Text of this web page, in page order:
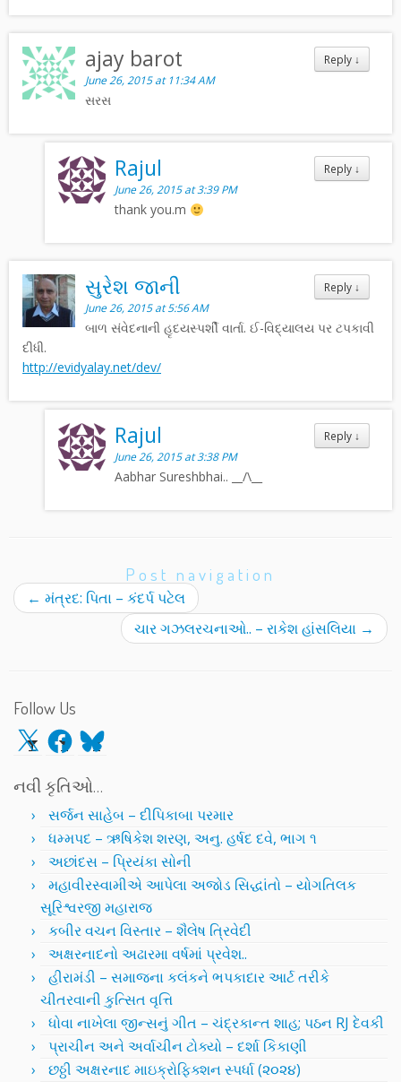
Reply ↓
ajay barot
June 26, 2015 at 11:34 AM
સરસ
Reply ↓
Rajul
June 26, 2015 at 3:39 PM
thank you.m
Reply ↓
સુરેશ જાની
June 26, 2015 at 5:56 AM
બાળ સંવેદનાની હૃદયસ્પર્શી વાર્તા. ઈ-વિદ્યાલય પર ટપકાવી
દીધી.
http://evidyalay.net/dev/
Reply ↓
Rajul
June 26, 2015 at 3:38 PM
Aabhar Sureshbhai.. __/\__
Post navigation
← મંત્રદ: પિતા – કંદર્પ પટેલ
ચાર ગઝલરચનાઓ.. – રાકેશ હાંસલિયા →
Follow Us
X Facebook
Bluesky
નવી કૃતિઓ…
સર્જન સાહેબ – દીપિકાબા પરમાર
ધમ્મપદ – ઋષિકેશ શરણ, અનુ. હર્ષદ દવે, ભાગ ૧
અછાંદસ – પ્રિયંકા સોની
મહાવીરસ્વામીએ આપેલા અજોડ સિદ્ધાંતો – યોગતિલક
સૂરિશ્વરજી મહારાજ
કબીર વચન વિસ્તાર – શૈલેષ ત્રિવેદી
અક્ષરનાદનો અઢારમા વર્ષમાં પ્રવેશ..
હીરામંડી – સમાજના કલંકને ભપકાદાર આર્ટ તરીકે
ચીતરવાની કુત્સિત વૃત્તિ
ધોવા નાખેલા જીન્સનું ગીત – ચંદ્રકાન્ત શાહ; પઠન RJ દેવકી
પ્રાચીન અને અર્વાચીન ટોક્યો – દર્શા કિકાણી
છઠ્ઠી અક્ષરનાદ માઇક્રોફિક્શન સ્પર્ધા (૨૦૨૪)